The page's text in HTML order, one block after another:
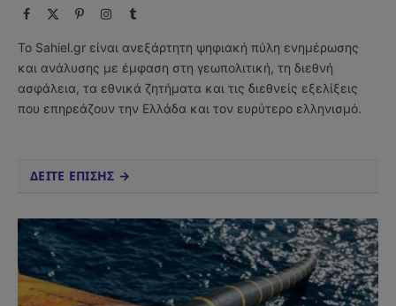
Facebook PinterestInstagram
Tumblr
Το Sahiel.gr είναι ανεξάρτητη ψηφιακή πύλη ενημέρωσης
και ανάλυσης με έμφαση στη γεωπολιτική, τη διεθνή
ασφάλεια, τα εθνικά ζητήματα και τις διεθνείς εξελίξεις
που επηρεάζουν την Ελλάδα και τον ευρύτερο ελληνισμό.
ΔΕΙΤΕ ΕΠΙΣΗΣ →